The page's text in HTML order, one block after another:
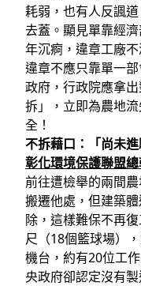
耗弱，也有人反諷
去蓋。顯見單靠經
年沉痾，違章工廠
違章不應只靠單一
政府，行政院應拿
拆」，立即為農地
全！
不拆藉口：「尚未
彰化環境保護聯盟
前往遭檢舉的兩間
搬遷他處，但建築
除，這樣難保不再
尺（18個籃球場）
機台，約有20位工
央政府卻認定沒有